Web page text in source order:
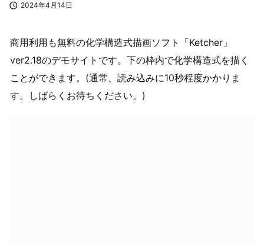
 2024年4月14日
商用利用も無料の化学構造式描画ソフト「Ketcher」
ver2.18のデモサイトです。下の枠内で化学構造式を描く
ことができます。(通常、読み込みに10秒程度かかりま
す。しばらくお待ちください。)